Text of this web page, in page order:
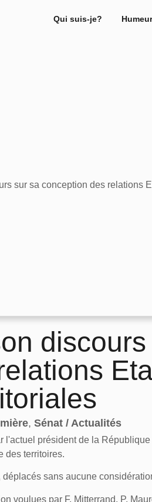
Qui suis-je? Humeur
sur sa conception des relations
, Sénat / Actualités
l'actuel président de la
des territoires.
déplacés sans aucune
voulues par F. Mitterrand, P.